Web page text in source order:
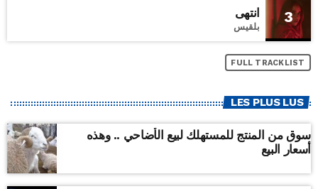
3 انتهى
بلقيس
FULL TRACKLIST
LES PLUS LUS
سوق من المنتج للمستهلك لبيع الأضاحي .. وهذه
أسعار البيع